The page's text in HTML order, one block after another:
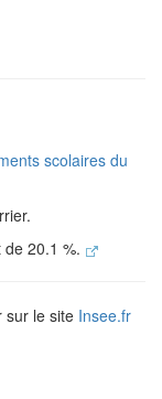
scolaires du
20.1 %.
sur le site Insee.fr